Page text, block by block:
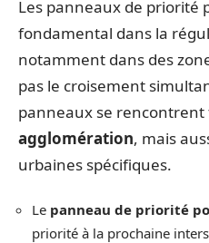
Les panneaux de priorité
fondamental dans la
notamment dans des
pas le croisement
panneaux se
agglomération, mais
urbaines spécifiques.
Le panneau de priorité
priorité à la prochaine